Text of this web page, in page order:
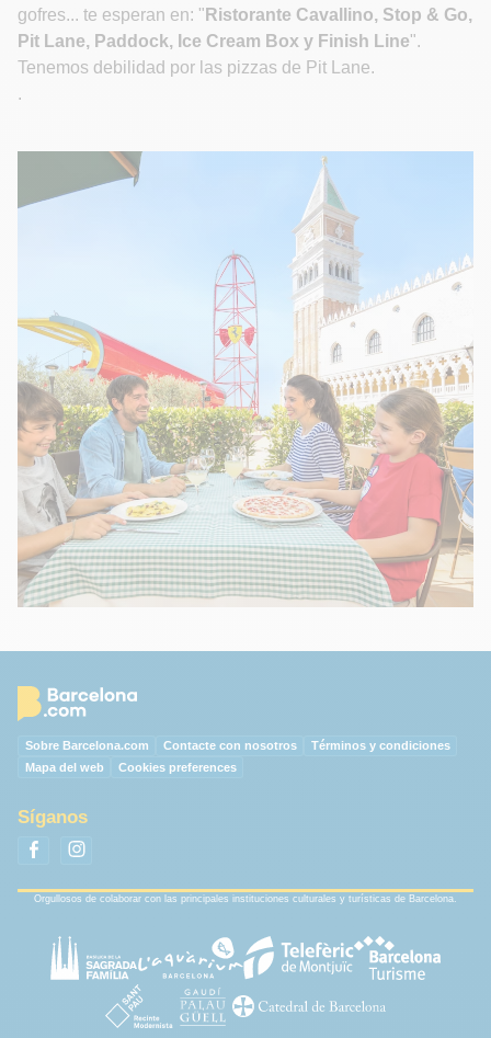
gofres... te esperan en: " Ristorante Cavallino, Stop & Go,
Pit Lane, Paddock, Ice Cream Box y Finish Line".
Tenemos debilidad por las pizzas de Pit Lane.
.
Sobre Barcelona.com Contacte con nosotros
Términos y condiciones
Mapa del web
Cookies preferences
Síganos
Orgullosos de colaborar con las principales instituciones culturales y turísticas de Barcelona.